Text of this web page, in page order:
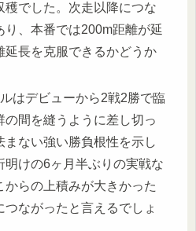
穫でした。次走以降につな
り、本番では200m距離が延
延長を克服できるかどうか
はデビューから2戦2勝で臨
の間を縫うように差し切っ
まない強い勝負根性を示し
明けの6ヶ月半ぶりの実戦な
からの上積みが大きかった
つながったと言えるでしょ